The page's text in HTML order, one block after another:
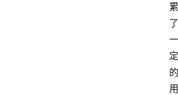
累
了
一
定
的
用